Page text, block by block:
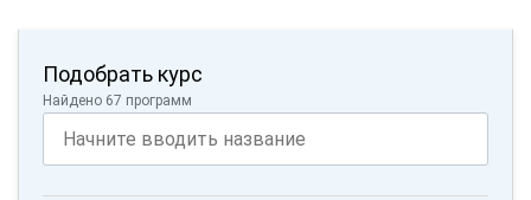
Подобрать курс
Найдено 67 программ